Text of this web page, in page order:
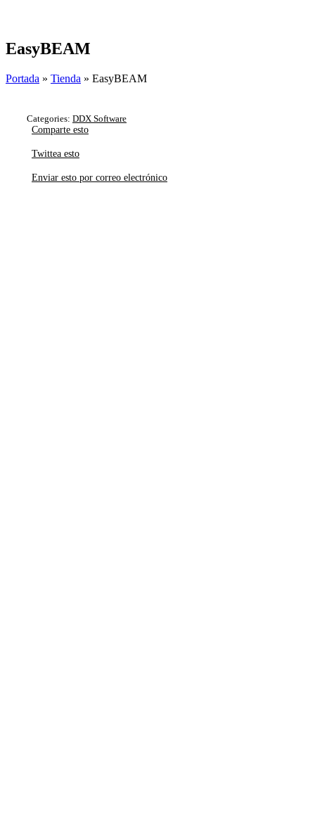
EasyBEAM
Portada » Tienda » EasyBEAM
Categories: DDX Software
Comparte esto
Twittea esto
Enviar esto por correo electrónico